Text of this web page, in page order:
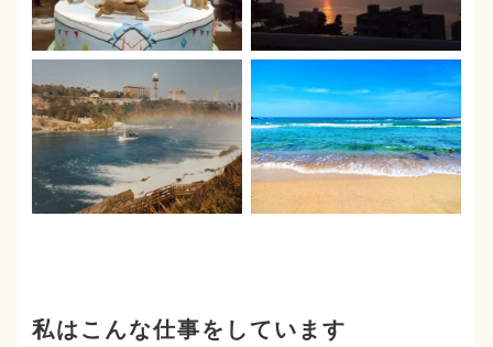
私はこんな仕事をしています